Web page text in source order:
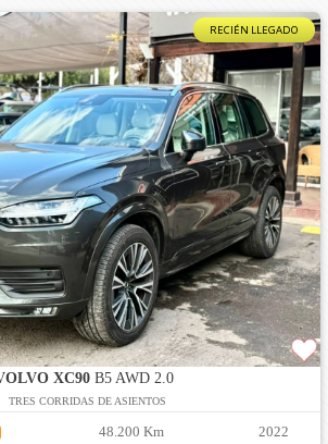
RECIÉN LLEGADO
XC90 B5 AWD 2.0
TRES CORRIDAS DE ASIENTOS
48.200 Km 2022